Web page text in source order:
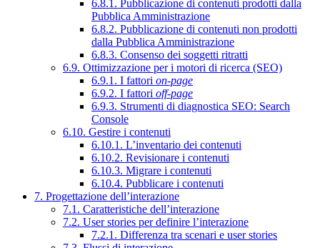
6.8.1. Pubblicazione di contenuti prodotti dalla
Pubblica Amministrazione
6.8.2. Pubblicazione di contenuti non prodotti
dalla Pubblica Amministrazione
6.8.3. Consenso dei soggetti ritratti
6.9. Ottimizzazione per i motori di ricerca (SEO)
6.9.1. I fattori on-page
6.9.2. I fattori off-page
6.9.3. Strumenti di diagnostica SEO: Search
Console
6.10. Gestire i contenuti
6.10.1. L’inventario dei contenuti
6.10.2. Revisionare i contenuti
6.10.3. Migrare i contenuti
6.10.4. Pubblicare i contenuti
7. Progettazione dell’interazione
7.1. Caratteristiche dell’interazione
7.2. User stories per definire l’interazione
7.2.1. Differenza tra scenari e user stories